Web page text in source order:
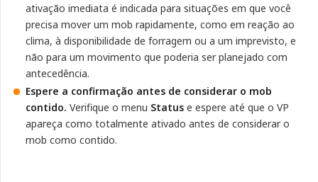
ativação imediata é indicada para situações em que você
precisa mover um mob rapidamente, como em reação ao
clima, à disponibilidade de forragem ou a um imprevisto, e
não para um movimento que poderia ser planejado com
antecedência.
Espere a confirmação antes de considerar o mob
contido. Verifique o menu Status e espere até que o VP
apareça como totalmente ativado antes de considerar o
mob como contido.